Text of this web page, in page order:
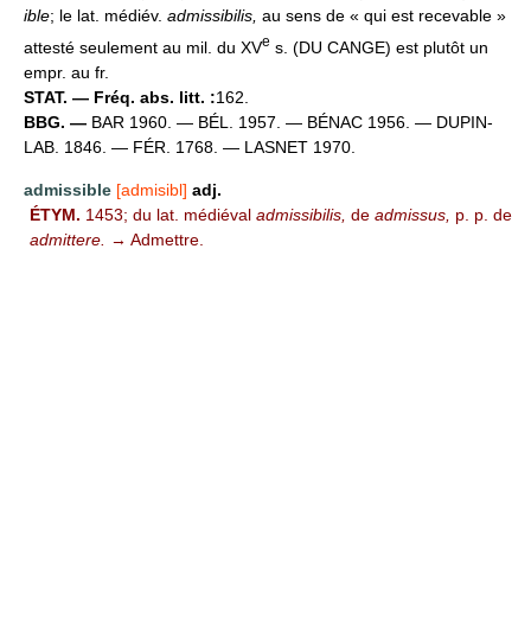
ible; le lat. médiév. admissibilis, au sens de « qui est recevable »
attesté seulement au mil. du XVe s. (DU CANGE) est plutôt un
empr. au fr.
STAT. — Fréq. abs. litt. :162.
BBG. — BAR 1960. — BÉL. 1957. — BÉNAC 1956. — DUPIN-
LAB. 1846. — FÉR. 1768. — LASNET 1970.
admissible [admisibl] adj.
ÉTYM. 1453; du lat. médiéval admissibilis, de admissus, p. p. de
admittere.
→ Admettre.